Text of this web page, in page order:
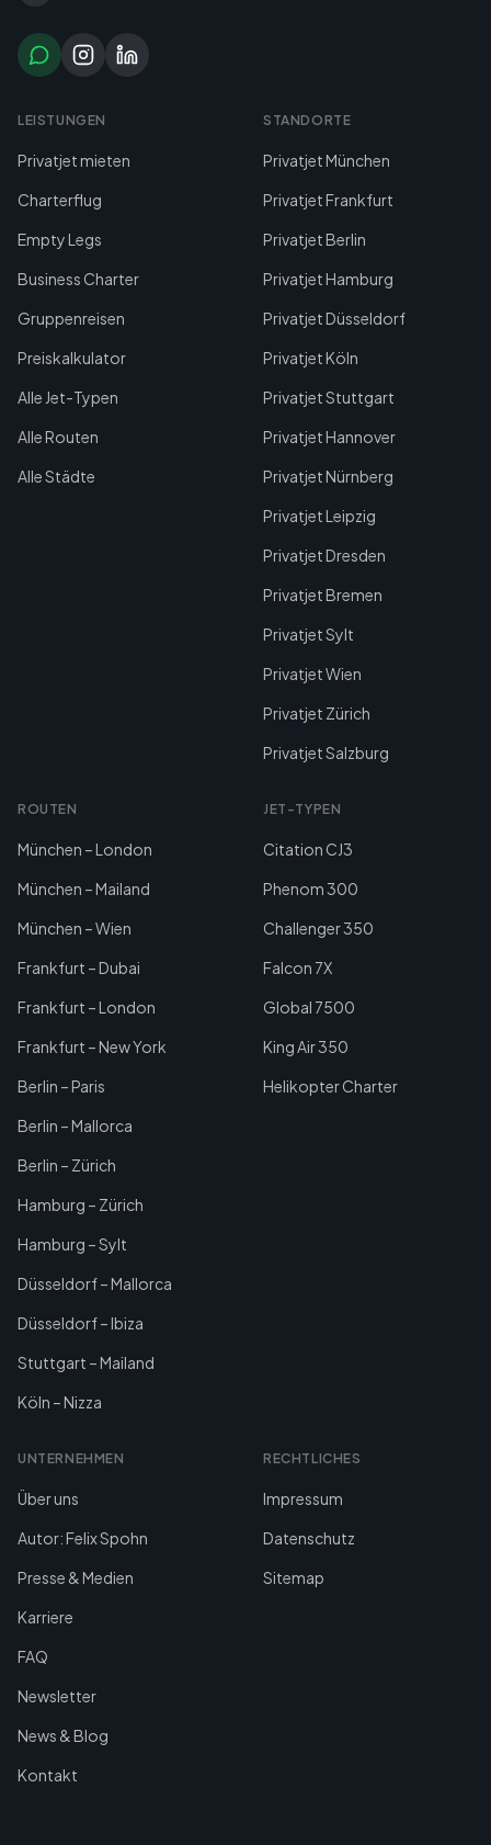
LEISTUNGEN
Privatjet mieten
Charterflug
Empty Legs
Business Charter
Gruppenreisen
Preiskalkulator
Alle Jet-Typen
Alle Routen
Alle Städte
STANDORTE
Privatjet München
Privatjet Frankfurt
Privatjet Berlin
Privatjet Hamburg
Privatjet Düsseldorf
Privatjet Köln
Privatjet Stuttgart
Privatjet Hannover
Privatjet Nürnberg
Privatjet Leipzig
Privatjet Dresden
Privatjet Bremen
Privatjet Sylt
Privatjet Wien
Privatjet Zürich
Privatjet Salzburg
ROUTEN
München – London
München – Mailand
München – Wien
Frankfurt – Dubai
Frankfurt – London
Frankfurt – New York
Berlin – Paris
Berlin – Mallorca
Berlin – Zürich
Hamburg – Zürich
Hamburg – Sylt
Düsseldorf – Mallorca
Düsseldorf – Ibiza
Stuttgart – Mailand
Köln – Nizza
JET-TYPEN
Citation CJ3
Phenom 300
Challenger 350
Falcon 7X
Global 7500
King Air 350
Helikopter Charter
UNTERNEHMEN
Über uns
Autor: Felix Spohn
Presse & Medien
Karriere
FAQ
Newsletter
News & Blog
Kontakt
RECHTLICHES
Impressum
Datenschutz
Sitemap